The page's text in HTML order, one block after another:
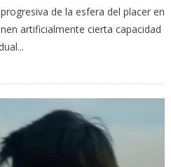
de la esfera del placer en
artificialmente cierta capacidad